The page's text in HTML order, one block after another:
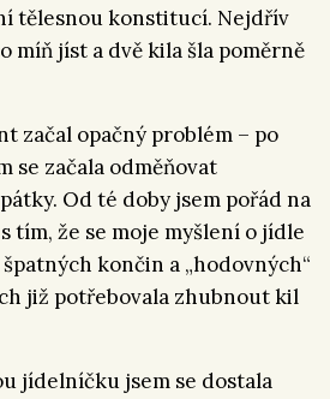
tělesnou konstitucí. Nejdřív
míň jíst a dvě kila šla poměrně
začal opačný problém – po
se začala odměňovat
Od té doby jsem pořád na
tím, že se moje myšlení o jídle
končin a „hodovných“
již potřebovala zhubnout kil
jídelníčku jsem se dostala